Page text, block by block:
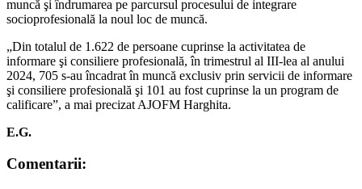
muncă şi îndrumarea pe parcursul procesului de integrare
socioprofesională la noul loc de muncă.
„Din totalul de 1.622 de persoane cuprinse la activitatea de
informare şi consiliere profesională, în trimestrul al III-lea al anului
2024, 705 s-au încadrat în muncă exclusiv prin servicii de informare
şi consiliere profesională şi 101 au fost cuprinse la un program de
calificare”, a mai precizat AJOFM Harghita.
E.G.
Comentarii: